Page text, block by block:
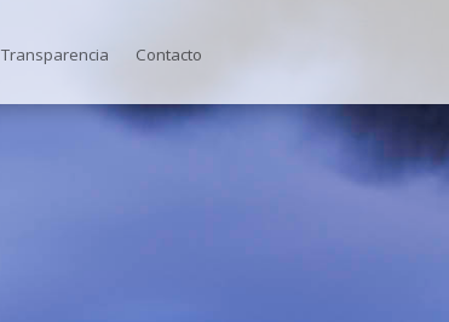
Transparencia Contacto